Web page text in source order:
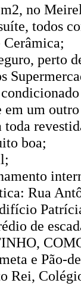
no
todos
Cerâmica;
perto
em um
boa;
Rua
de
e Pão-
Rei,